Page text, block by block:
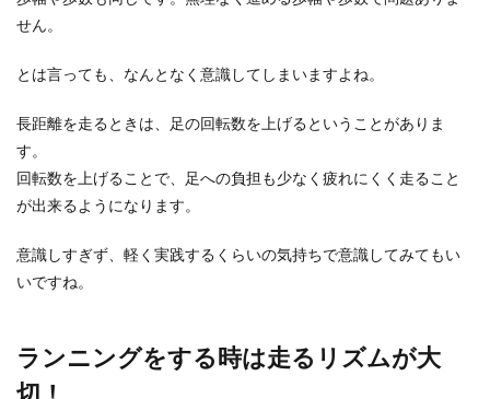
せん。
とは言っても、なんとなく意識してしまいますよね。
長距離を走るときは、足の回転数を上げるということがありま
す。
回転数を上げることで、足への負担も少なく疲れにくく走ること
が出来るようになります。
意識しすぎず、軽く実践するくらいの気持ちで意識してみてもい
いですね。
ランニングをする時は走るリズムが大
切！